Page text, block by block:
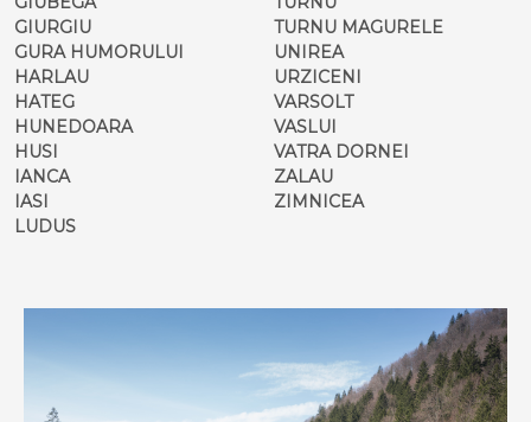
GIURGIU
GURA HUMORULUI
HARLAU
HATEG
HUNEDOARA
HUSI
IANCA
IASI
LUDUS
TURNU MAGURELE
UNIREA
URZICENI
VARSOLT
VASLUI
VATRA DORNEI
ZALAU
ZIMNICEA